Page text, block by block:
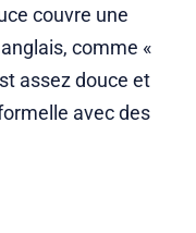
couvre une
comme «
assez douce et
avec des